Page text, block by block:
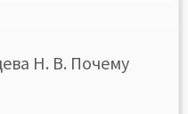
[…]
Н. В. Почему